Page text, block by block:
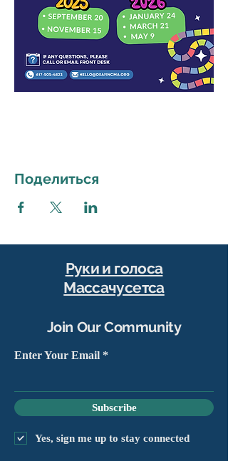
Поделиться
Руки и голоса
Массачусетса
Join Our Community
Enter Your Email
Subscribe
Yes, sign me up to stay connected